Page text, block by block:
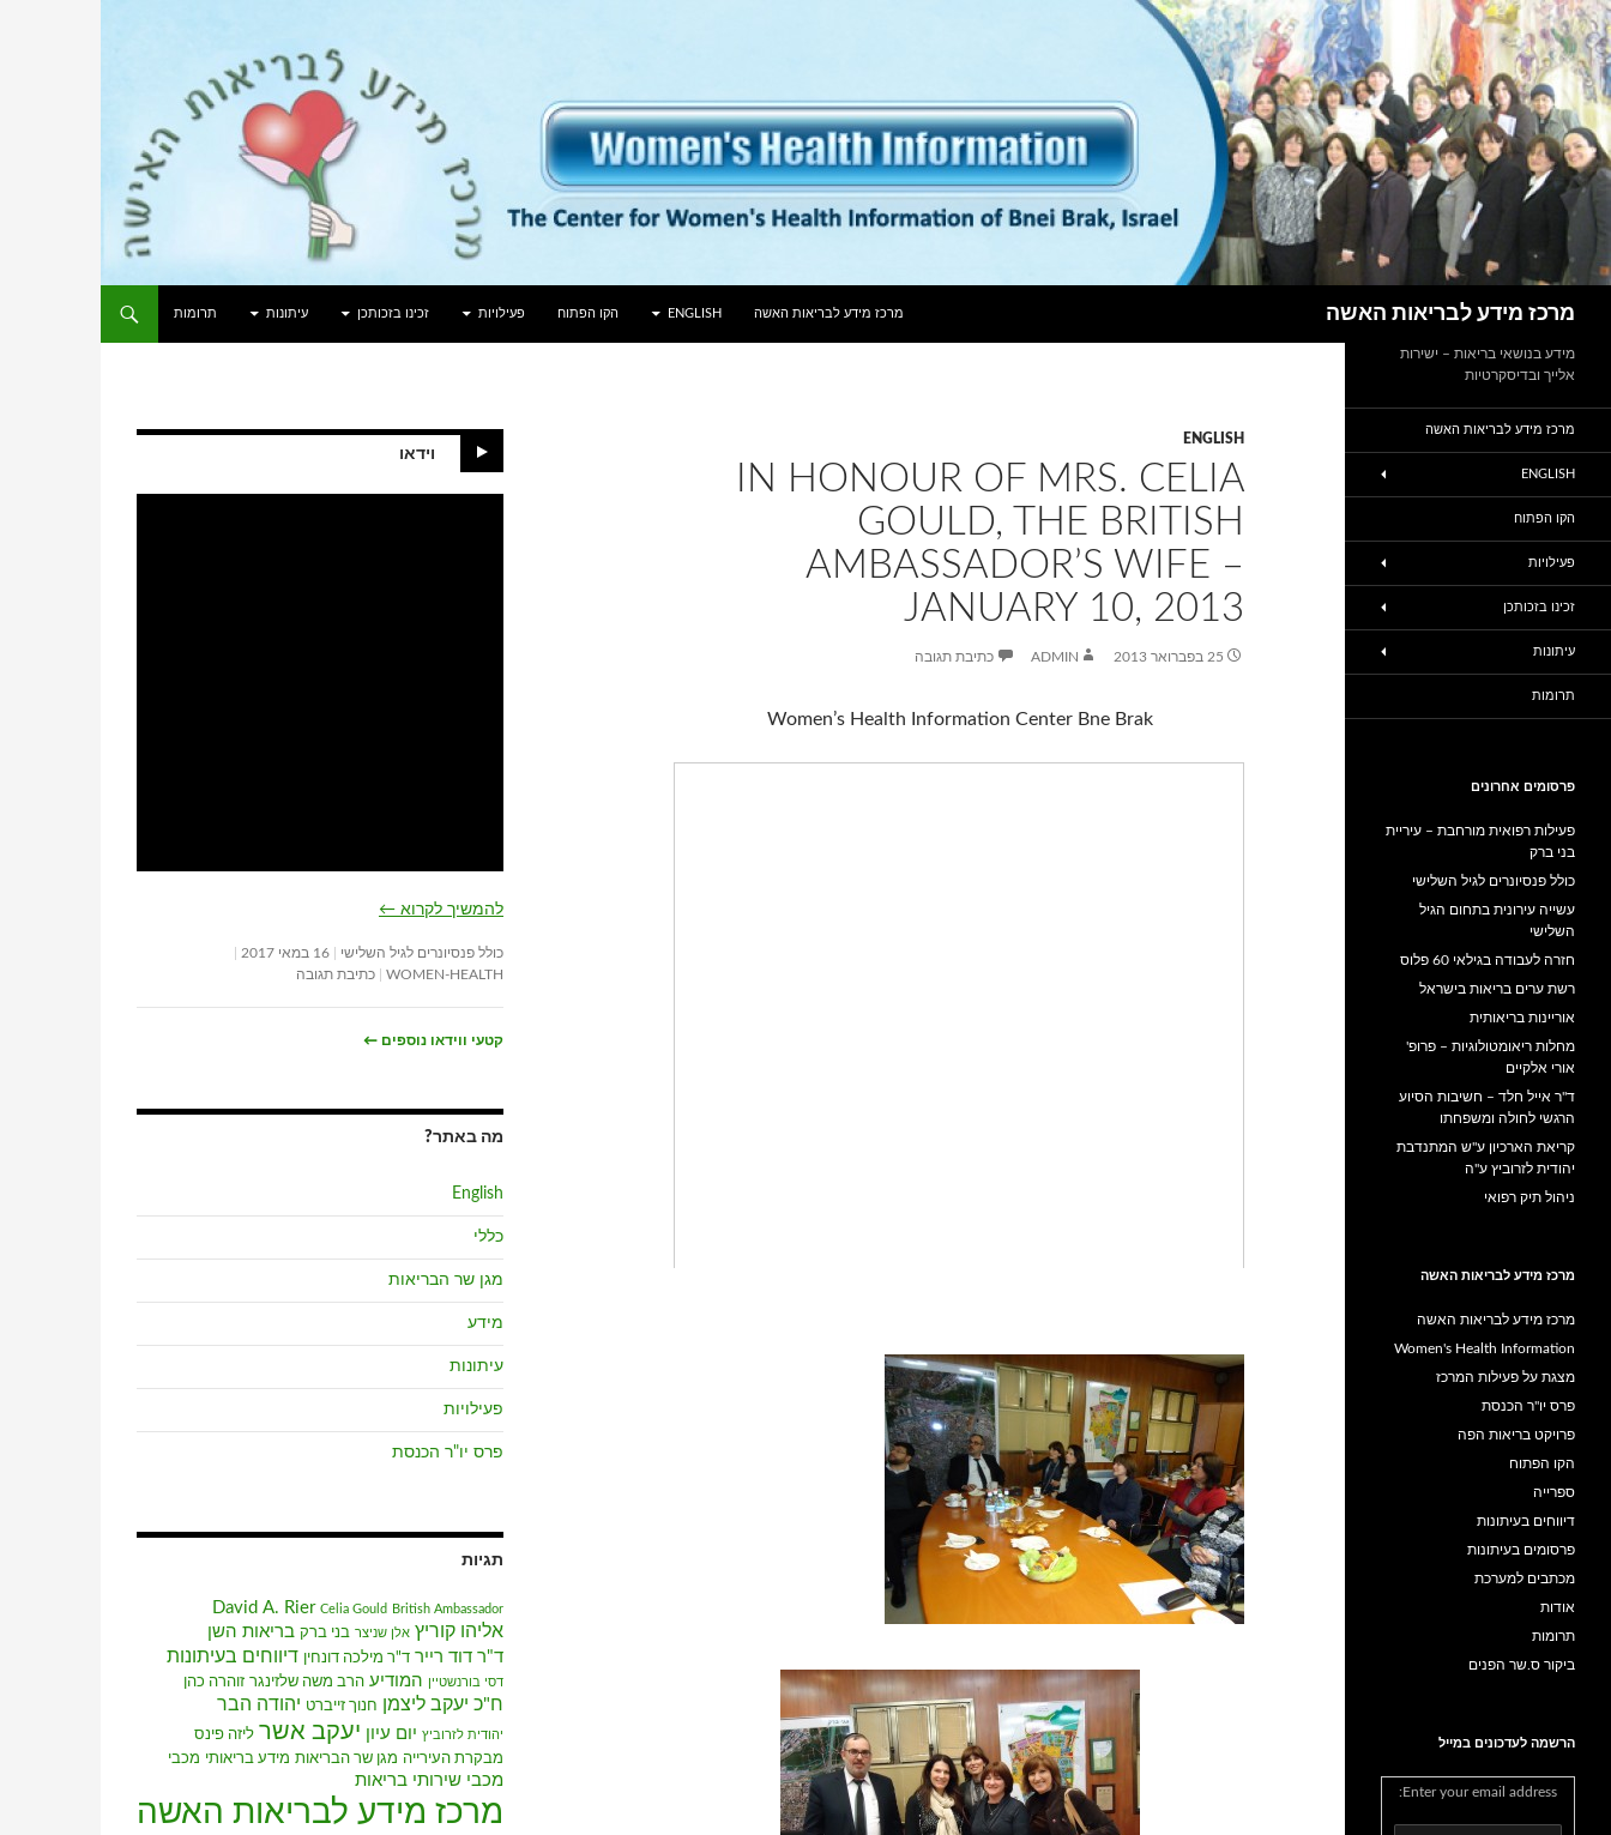
מרכז מידע לבריאות האשה
מרכז מידע לבריאות האשה
ENGLISH הקו הפתוח פעילויות זכינו בזכותכן עיתונות תרומות
ENGLISH
IN HONOUR OF MRS. CELIA
GOULD, THE BRITISH
AMBASSADOR’S WIFE –
JANUARY 10, 2013
25 בפברואר 2013 ADMIN כתיבת תגובה
Women’s Health Information Center Bne Brak
וידאו
להמשיך לקרוא ←
כולל פנסיונרים לגיל השלישי
16 במאי 2017
WOMEN-HEALTH
כתיבת תגובה
קטעי ווידאו נוספים ←
מה באתר?
English
כללי
מגן שר הבריאות
מידע
עיתונות
פעילויות
פרס יו"ר הכנסת
תגיות
British Ambassador
Celia Gould
David A. Rier
אליהו קוריץ אלן שניצר בני ברק בריאות השן
ד"ר דוד רייר ד"ר מילכה דונחין דיווחים בעיתונות
דסי בורנשטיין המודיע הרב משה שלזינגר זוהרה כהן
ח"כ יעקב ליצמן חנוך זייברט יהודה הבר
יהודית לזרוביץ יום עיון יעקב אשר ליזה פינס
מבקרת העירייה מגן שר הבריאות מידע בריאותי מכבי
מכבי שירותי בריאות
מרכז מידע לבריאות האשה
מידע בנושאי בריאות – ישירות
אלייך ובדיסקרטיות
מרכז מידע לבריאות האשה
ENGLISH
הקו הפתוח
פעילויות
זכינו בזכותכן
עיתונות
תרומות
פרסומים אחרונים
פעילות רפואית מורחבת – עיריית
בני ברק
כולל פנסיונרים לגיל השלישי
עשייה עירונית בתחום הגיל
השלישי
חזרה לעבודה בגילאי 60 פלוס
רשת ערים בריאות בישראל
אוריינות בריאותית
מחלות ריאומטולוגיות – פרופ'
אורי אלקיים
ד"ר אייל חלד – חשיבות הסיוע
הרגשי לחולה ומשפחתו
קריאת הארכיון ע"ש המתנדבת
יהודית לזרוביץ ע"ה
ניהול תיק רפואי
מרכז מידע לבריאות האשה
מרכז מידע לבריאות האשה
Women's Health Information
מצגת על פעילות המרכז
פרס יו"ר הכנסת
פרויקט בריאות הפה
הקו הפתוח
ספרייה
דיווחים בעיתונות
פרסומים בעיתונות
מכתבים למערכת
אודות
תרומות
ביקור ס.שר הפנים
הרשמה לעדכונים במייל
Enter your email address: